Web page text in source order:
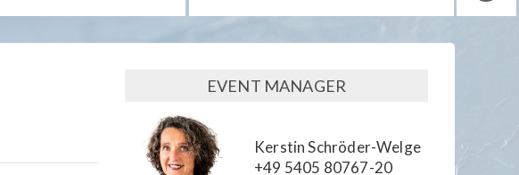
EVENT MANAGER
Kerstin Schröder-Welge
+49 5405 80767-20